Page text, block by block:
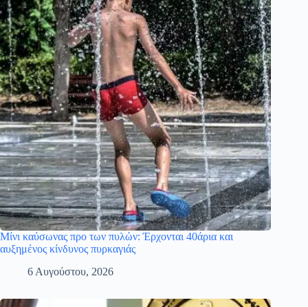
Μίνι καύσωνας προ των πυλών: Έρχονται 40άρια και
αυξημένος κίνδυνος πυρκαγιάς
6 Αυγούστου, 2026